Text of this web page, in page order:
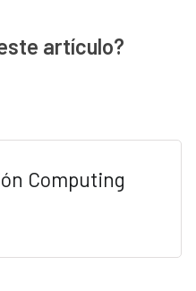
artículo?
Computing